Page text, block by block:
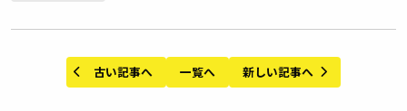
古い記事へ 一覧へ 新しい記事へ